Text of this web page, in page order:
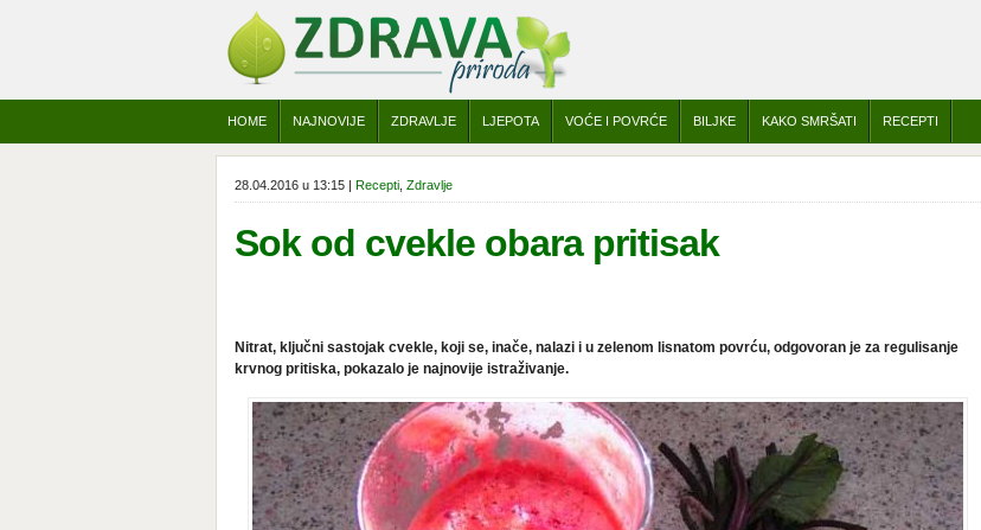
HOME NAJNOVIJE ZDRAVLJE LJEPOTA VOĆE I POVRĆE BILJKE KAKO SMRŠATI RECEPTI
28.04.2016 u 13:15 | Recepti Zdravlje
Sok od cvekle obara pritisak
Nitrat, ključni sastojak cvekle, koji se, inače, nalazi i u zelenom lisnatom povrću, odgovoran je za regulisanje
krvnog pritiska, pokazalo je najnovije istraživanje.